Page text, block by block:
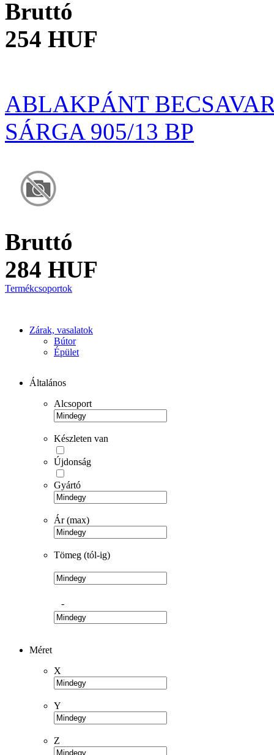
Bruttó
254 HUF
ABLAKPÁNT
SÁRGA 905/13 BP
Bruttó
284 HUF
Termékcsoportok
Zárak, vasalatok
Bútor
Épület
Általános
Alcsoport
Készleten van
Újdonság
Gyártó
Ár (max)
Tömeg (tól-ig)
-
Méret
X
Y
Z